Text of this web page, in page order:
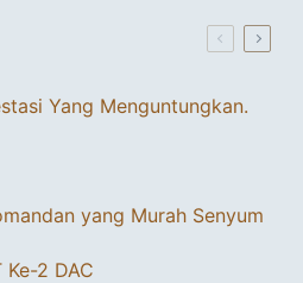
Yang Menguntungkan.
yang Murah Senyum
Ke-2 DAC